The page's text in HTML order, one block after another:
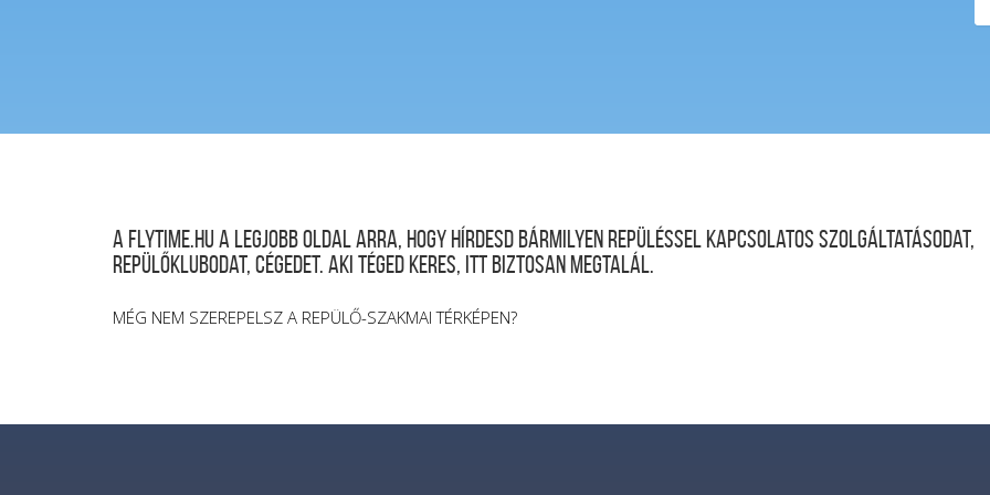
A FLYTIME.HU a legjobb oldal arra, hogy hírdesd bármilyen repüléssel kapcsolatos szolgáltatásodat,
repülőklubodat, cégedet. Aki téged keres, itt biztosan megtalál.
MÉG NEM SZEREPELSZ A REPÜLŐ-SZAKMAI TÉRKÉPEN?